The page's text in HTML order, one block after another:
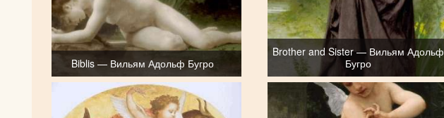
Biblis — Вильям Адольф Бугро
Brother and Sister — Вильям Адольф
Бугро